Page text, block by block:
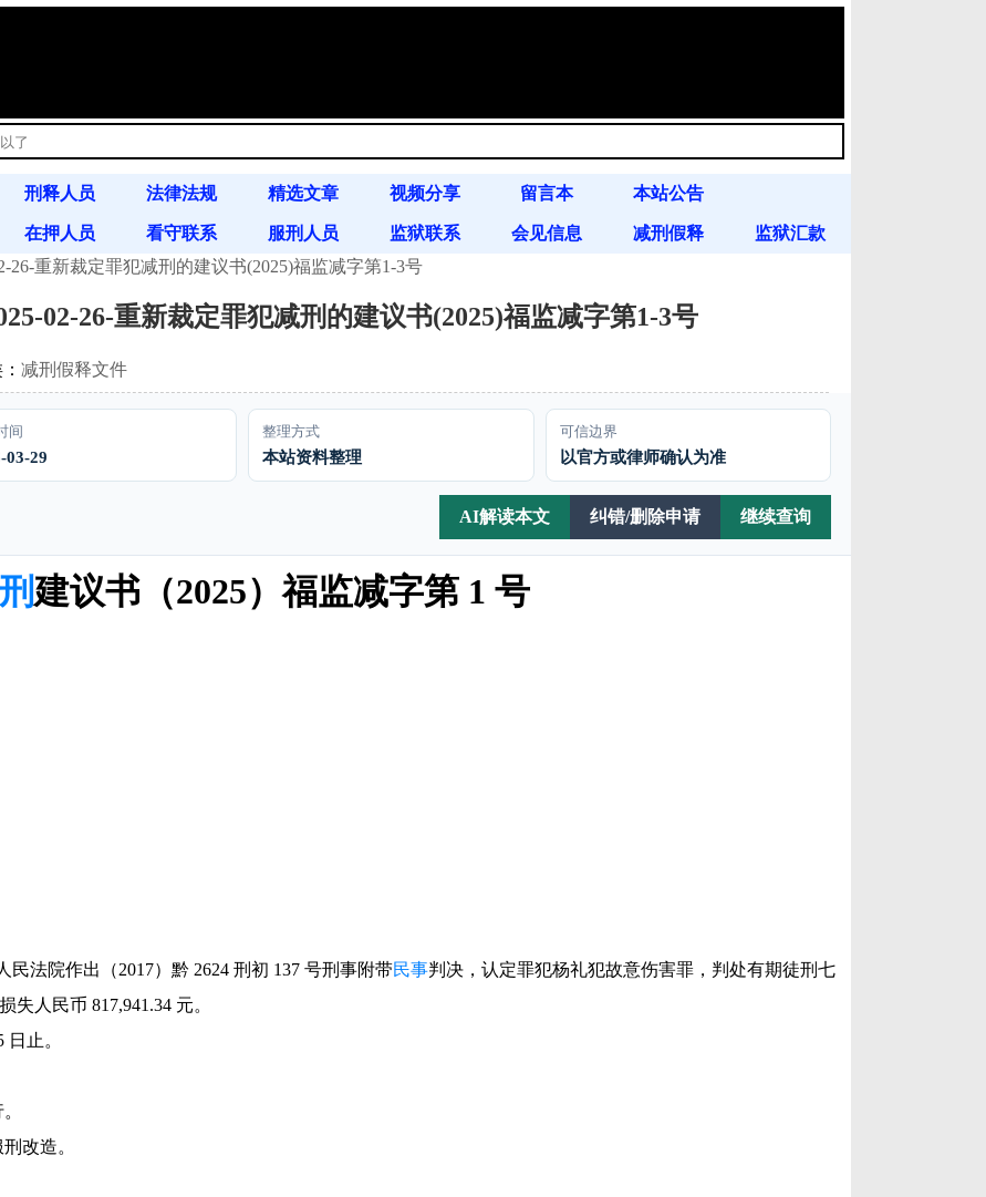
刑释人员 法律法规 精选文章 视频分享 留言本 本站公告
在押人员 看守联系 服刑人员 监狱联系 会见信息 减刑假释 监狱汇款
书信往来 案例分析 通缉令
26-重新裁定罪犯减刑的建议书(2025)福监减字第1-3号
02-26-重新裁定罪犯减刑的建议书(2025)福监减字第1-3号
减刑假释文件
间
03-29
整理方式
本站资料整理
可信边界
以官方或律师确认为准
AI解读本文 纠错/删除申请 继续查询
建议书（2025）福监减字第 1 号
民法院作出（2017）黔 2624 刑初 137 号刑事附带民事判决，认定罪犯杨礼犯故意伤害罪，判处有期徒刑七
人民币 817,941.34 元。
日止。
刑改造。